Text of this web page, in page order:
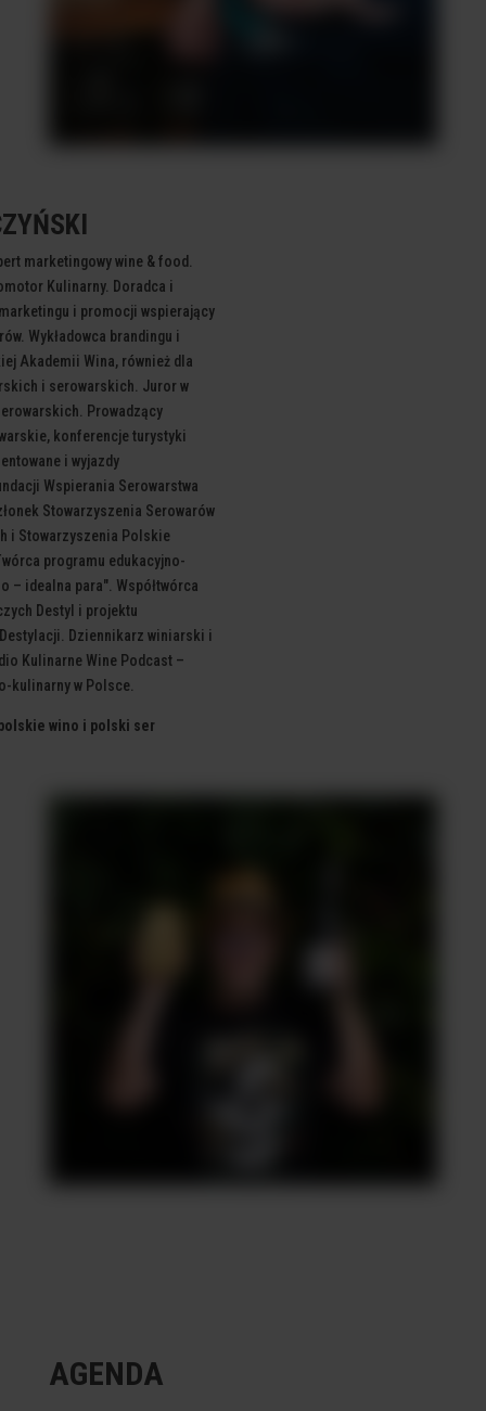
marketingowy wine &food.
Kulinarny. Doradca i
i promocji wspierający
Wykładowca brandingu i
Akademii Wina, również dla
i serowarskich. Juror w
Prowadzący
konferencje turystyki
i wyjazdy
Wspierania Serowarstwa
Stowarzyszenia Serowarów
i Stowarzyszenia Polskie
programu edukacyjno-
– idealna para". Współtwórca
Destyl i projektu
Dziennikarz winiarski i
Kulinarne Wine Podcast –
kulinarny w Polsce.
wino i polski ser
AGENDA